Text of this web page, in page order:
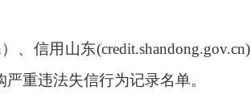
）、信用山东(credit.shandong.gov.cn)
重违法失信行为记录名单。